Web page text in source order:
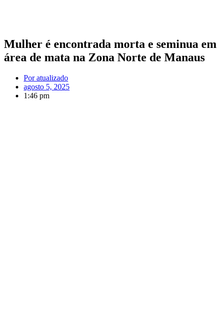
Mulher é encontrada morta e seminua em
área de mata na Zona Norte de Manaus
Poratualizado
agosto 5, 2025
1:46 pm